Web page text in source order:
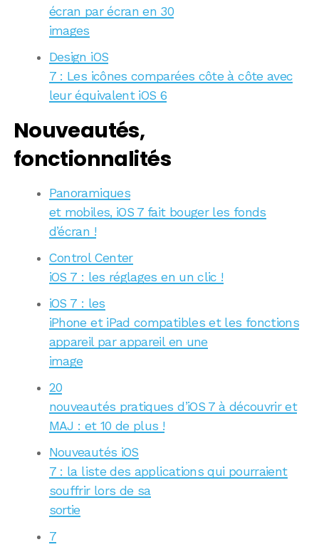
écran par écran en 30
images
Design iOS
7 : Les icônes comparées côte à côte avec
leur équivalent iOS 6
Nouveautés,
fonctionnalités
Panoramiques
et mobiles, iOS 7 fait bouger les fonds
d’écran !
Control Center
iOS 7 : les réglages en un clic !
iOS 7 : les
iPhone et iPad compatibles et les fonctions
appareil par appareil en une
image
20
nouveautés pratiques d’iOS 7 à découvrir et
MAJ : et 10 de plus !
Nouveautés iOS
7 : la liste des applications qui pourraient
souffrir lors de sa
sortie
7